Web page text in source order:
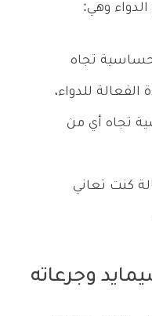
وهي:
تجاه
للدواء،
تجاه أي من
كنت تعاني
وجرعاته